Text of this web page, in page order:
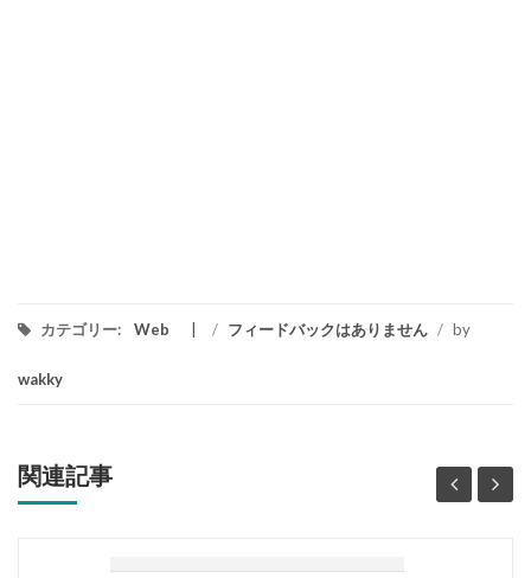
カテゴリー: Web / フィードバックはありません / by
wakky
関連記事